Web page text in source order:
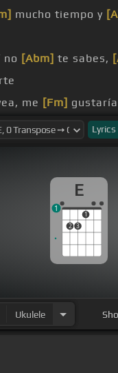
mucho tiempo y
no [Abm] te sabes,
me [Fm] gustaría
que te sueño
el cuerpo, [Abm]
tu rompes mi piel
yo despertándote
Lyrics
E
2 3
1
1
Ukulele